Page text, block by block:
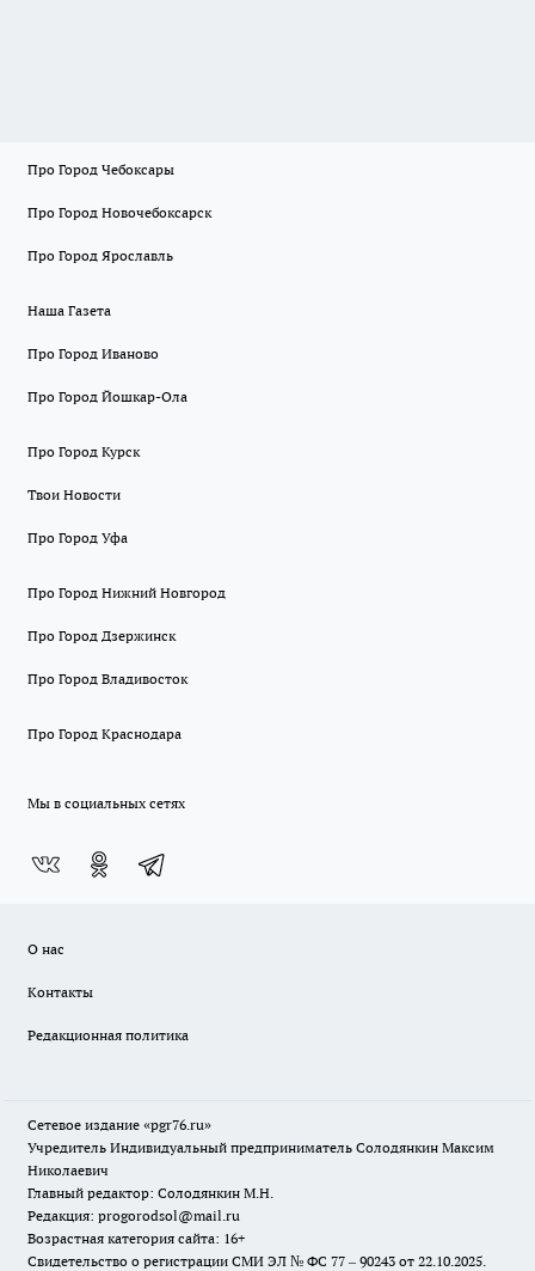
Про Город Чебоксары
Про Город Новочебоксарск
Про Город Ярославль
Наша Газета
Про Город Иваново
Про Город Йошкар-Ола
Про Город Курск
Твои Новости
Про Город Уфа
Про Город Нижний Новгород
Про Город Дзержинск
Про Город Владивосток
Про Город Краснодара
Мы в социальных сетях
О нас
Контакты
Редакционная политика
Сетевое издание «pgr76.ru»
Учредитель Индивидуальный предприниматель Солодянкин Максим
Николаевич
Главный редактор: Солодянкин М.Н.
Редакция: progorodsol@mail.ru
Возрастная категория сайта: 16+
Свидетельство о регистрации СМИ ЭЛ № ФС 77 – 90243 от 22.10.2025.